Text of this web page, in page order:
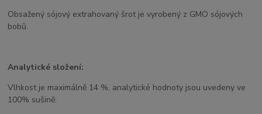
Obsažený sójový extrahovaný šrot je vyrobený z GMO sójových
bobů.
Analytické složení:
Vlhkost je maximálně 14 %, analytické hodnoty jsou uvedeny ve
100% sušině: